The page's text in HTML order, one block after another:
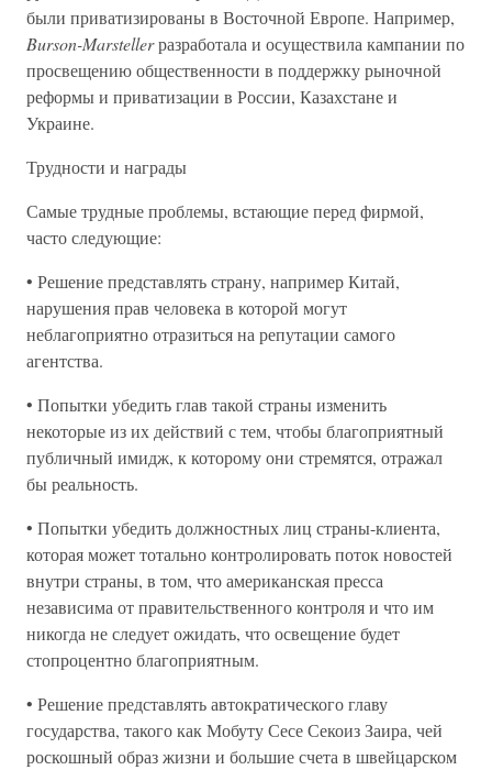
были приватизированы в Восточной Европе. Например,
Burson-Marstellerразработала и осуществила кампании по
просвещению общественности в поддержку рыночной
реформы и приватизации в России, Казахстане и
Украине.
Трудности и награды
Самые трудные проблемы, встающие перед фирмой,
часто следующие:
• Решение представлять страну, например Китай,
нарушения прав человека в которой могут
неблагоприятно отразиться на репутации самого
агентства.
• Попытки убедить глав такой страны изменить
некоторые из их действий с тем, чтобы благоприятный
публичный имидж, к которому они стремятся, отражал
бы реальность.
• Попытки убедить должностных лиц страны-клиента,
которая может тотально контролировать поток новостей
внутри страны, в том, что американская пресса
независима от правительственного контроля и что им
никогда не следует ожидать, что освещение будет
стопроцентно благоприятным.
• Решение представлять автократического главу
государства, такого как Мобуту Сесе Секоиз Заира, чей
роскошный образ жизни и большие счета в швейцарском